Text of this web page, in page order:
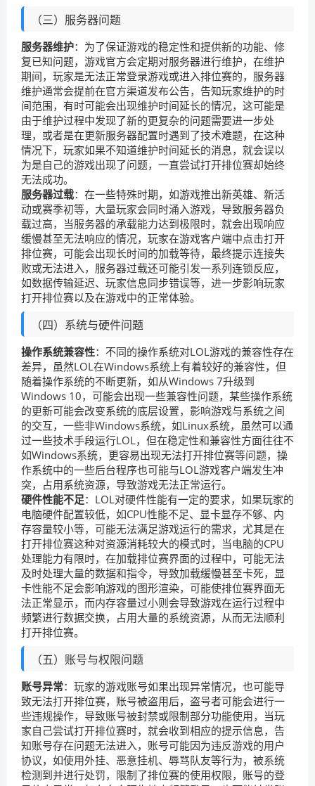
（三）服务器问题
服务器维护：为了保证游戏的稳定性和提供新的功能、修
复已知问题，游戏官方会定期对服务器进行维护，在维护
期间，玩家是无法正常登录游戏或进入排位赛的，服务器
维护通常会提前在官方渠道发布公告，告知玩家维护的时
间范围，有时可能会出现维护时间延长的情况，这可能是
由于维护过程中发现了新的更复杂的问题需要进一步处
理，或者是在更新服务器配置时遇到了技术难题，在这种
情况下，玩家如果不知道维护时间延长的消息，就会误以
为是自己的游戏出现了问题，一直尝试打开排位赛却始终
无法成功。
服务器过载：在一些特殊时期，如游戏推出新英雄、新活
动或赛季初等，大量玩家会同时涌入游戏，导致服务器负
载过高，当服务器的承载能力达到极限时，就会出现响应
缓慢甚至无法响应的情况，玩家在游戏客户端中点击打开
排位赛，可能会出现长时间的加载等待，最终提示连接失
败或无法进入，服务器过载还可能引发一系列连锁反应，
如数据传输延迟、玩家信息同步错误等，进一步影响玩家
打开排位赛以及在游戏中的正常体验。
（四）系统与硬件问题
操作系统兼容性：不同的操作系统对LOL游戏的兼容性存在
差异，虽然LOL在Windows系统上有着较好的兼容性，但
随着操作系统的不断更新，如从Windows 7升级到
Windows 10，可能会出现一些兼容性问题，某些操作系统
的更新可能会改变系统的底层设置，影响游戏与系统之间
的交互，一些非Windows系统，如Linux系统，虽然可以通
过一些技术手段运行LOL，但在稳定性和兼容性方面往往不
如Windows系统，更容易出现无法打开排位赛等问题，操
作系统中的一些后台程序也可能与LOL游戏客户端发生冲
突，占用系统资源，导致游戏无法正常运行。
硬件性能不足：LOL对硬件性能有一定的要求，如果玩家的
电脑硬件配置较低，如CPU性能不足、显卡显存不够、内
存容量较小等，可能无法满足游戏运行的需求，尤其是在
打开排位赛这种对资源消耗较大的模式时，当电脑的CPU
处理能力有限时，在加载排位赛界面的过程中，可能无法
及时处理大量的数据和指令，导致加载缓慢甚至卡死，显
卡性能不足会影响游戏的图形渲染，可能使排位赛界面无
法正常显示，而内存容量过小则会导致游戏在运行过程中
频繁进行数据交换，占用大量的系统资源，从而无法顺利
打开排位赛。
（五）账号与权限问题
账号异常：玩家的游戏账号如果出现异常情况，也可能导
致无法打开排位赛，账号被盗用后，盗号者可能会进行一
些违规操作，导致账号被封禁或限制部分功能使用，当玩
家自己尝试打开排位赛时，就会收到相应的提示信息，告
知账号存在问题无法进入，账号可能因为违反游戏的用户
协议，如使用外挂、恶意挂机、辱骂队友等行为，被系统
检测到并进行处罚，限制了排位赛的使用权限，账号的登